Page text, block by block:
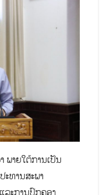
ພາຍໃຕ້ການເປັນ
ທານສະພາ
ລະການປົກຄອງ